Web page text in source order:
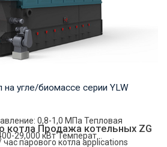
угле/биомассе серии YLW
0,8-1,0 МПа Тепловая
29,000 кВт Температ...
котла Продажа котельных ZG
час парового котла applications